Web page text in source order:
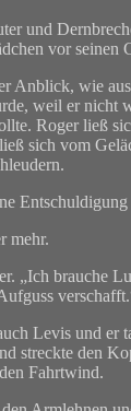
und
vor seinen
Anblick, wie
weil er nicht
Roger ließ
sich vom
Entschuldigung
mehr.
„Ich brauche
Levis und er
streckte den
Fahrtwind.